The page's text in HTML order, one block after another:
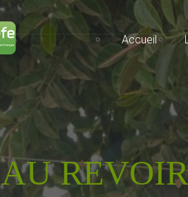
Accueil
AU